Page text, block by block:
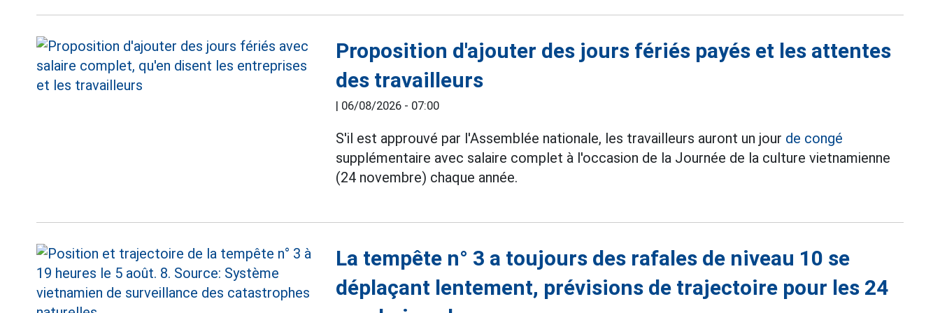
Proposition d'ajouter des jours fériés payés et les attentes
des travailleurs
| 06/08/2026 - 07:00
S'il est approuvé par l'Assemblée nationale, les travailleurs auront un jour de congé
supplémentaire avec salaire complet à l'occasion de la Journée de la culture vietnamienne
(24 novembre) chaque année.
La tempête n° 3 a toujours des rafales de niveau 10 se
déplaçant lentement, prévisions de trajectoire pour les 24